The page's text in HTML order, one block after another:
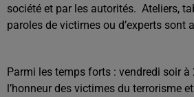
société et par les autorités. Ateliers,
paroles de victimes ou d’experts sont
Parmi les temps forts : vendredi soir
l’honneur des victimes du terrorisme